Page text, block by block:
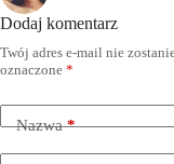
Dodaj komentarz
Twój adres e-mail nie
oznaczone *
Nazwa*